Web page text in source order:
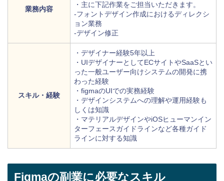
業務内容
・主に下記作業をご担当いただきます。
-フォントデザイン作成におけるディレクシ
ョン業務
-デザイン修正
スキル・経験
・デザイナー経験5年以上
・UIデザイナーとしてECサイトやSaaSとい
った一般ユーザー向けシステムの開発に携
わった経験
・figmaのUIでの実務経験
・デザインシステムへの理解や運用経験も
しくは知識
・マテリアルデザインやiOSヒューマンイン
ターフェースガイドラインなど各種ガイド
ラインに対する知識
Figmaの副業に必要なスキル